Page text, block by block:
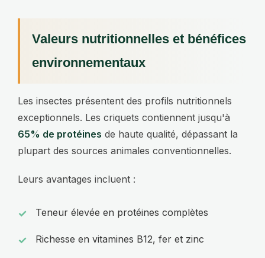
Valeurs nutritionnelles et bénéfices
environnementaux
Les insectes présentent des profils nutritionnels
exceptionnels. Les criquets contiennent jusqu'à
65% de protéines de haute qualité, dépassant la
plupart des sources animales conventionnelles.
Leurs avantages incluent :
Teneur élevée en protéines complètes
Richesse en vitamines B12, fer et zinc